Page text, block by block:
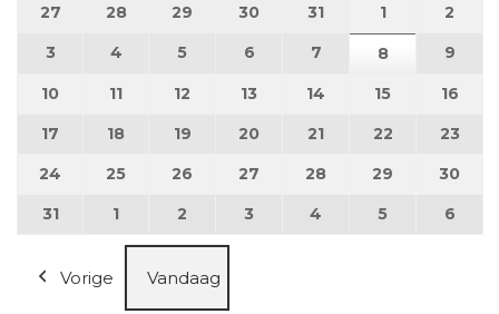
27 27 juli 2026
28 28 juli 2026
29 29 juli 2026
30 30 juli 2026
31 31 juli 2026
11 augustus
2
3 3 augustus 2026
4 4 augustus 2026
5 5 augustus 2026
6 6 augustus 2026
7 7 augustus 2026
88 augustus
9
10 10 augustus 2026
11 11 augustus 2026
12 12 augustus 2026
13 13 augustus 2026
14 14 augustus 2026
15 15 16
17 17 augustus 2026
18 18 augustus 2026
19 19 augustus 2026
20 20 augustus 2026
21 21 augustus 2026
22 22 23
24 24 augustus 2026
25 25 augustus 2026
26 26 augustus 2026
27 27 augustus 2026
28 28 augustus 2026
29 29 30
3131 augustus 2026
1 1 september 2026
2 2 september 2026
3 3 september 2026
4 4 september 2026
5 5 6
Vorige Vandaag